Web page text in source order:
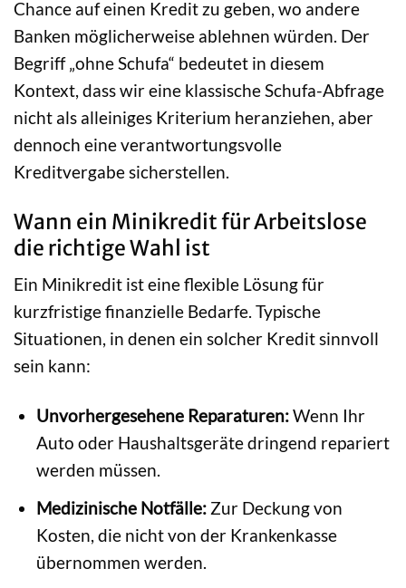
Chance auf einen Kredit zu geben, wo andere
Banken möglicherweise ablehnen würden. Der
Begriff „ohne Schufa“ bedeutet in diesem
Kontext, dass wir eine klassische Schufa-Abfrage
nicht als alleiniges Kriterium heranziehen, aber
dennoch eine verantwortungsvolle
Kreditvergabe sicherstellen.
Wann ein Minikredit für Arbeitslose
die richtige Wahl ist
Ein Minikredit ist eine flexible Lösung für
kurzfristige finanzielle Bedarfe. Typische
Situationen, in denen ein solcher Kredit sinnvoll
sein kann:
Unvorhergesehene Reparaturen:Wenn Ihr
Auto oder Haushaltsgeräte dringend repariert
werden müssen.
Medizinische Notfälle:Zur Deckung von
Kosten, die nicht von der Krankenkasse
übernommen werden.